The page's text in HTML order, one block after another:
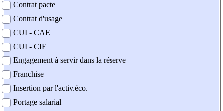
Contrat pacte
Contrat d'usage
CUI - CAE
CUI - CIE
Engagement à servir dans la réserve
Franchise
Insertion par l'activ.éco.
Portage salarial